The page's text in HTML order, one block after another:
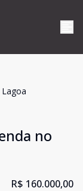
no
R$ 160.000,00